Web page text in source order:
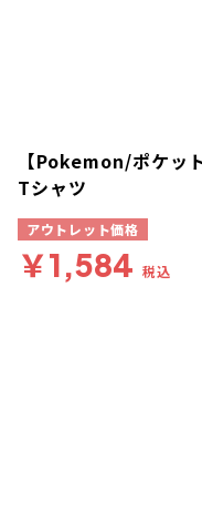
【Pokemon/ポケッ
Tシャツ
アウトレット価格
￥1,584 税込